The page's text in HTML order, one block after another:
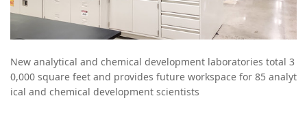
New analytical and chemical development laboratories total 3
0,000 square feet and provides future workspace for 85 analyt
ical and chemical development scientists